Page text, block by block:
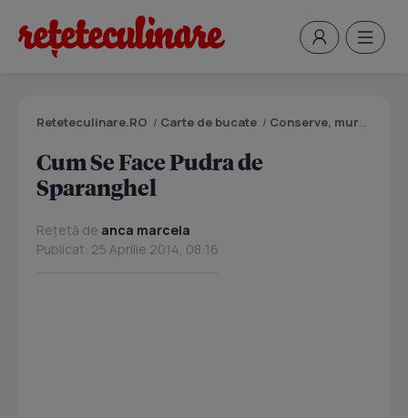
Reteteculinare.RO / Carte de bucate / Conserve, muraturi
Cum Se Face Pudra de
Sparanghel
Rețetă de anca marcela
Publicat: 25 Aprilie 2014, 08:16